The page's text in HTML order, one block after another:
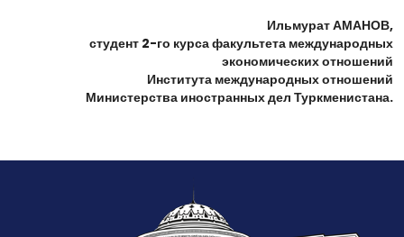
Ильмурат АМАНОВ,
студент 2-го курса факультета международных
экономических отношений
Института международных отношений
Министерства иностранных дел Туркменистана.